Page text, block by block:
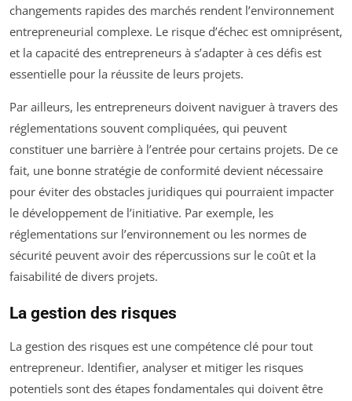
changements rapides des marchés rendent l’environnement
entrepreneurial complexe. Le risque d’échec est omniprésent,
et la capacité des entrepreneurs à s’adapter à ces défis est
essentielle pour la réussite de leurs projets.
Par ailleurs, les entrepreneurs doivent naviguer à travers des
réglementations souvent compliquées, qui peuvent
constituer une barrière à l’entrée pour certains projets. De ce
fait, une bonne stratégie de conformité devient nécessaire
pour éviter des obstacles juridiques qui pourraient impacter
le développement de l’initiative. Par exemple, les
réglementations sur l’environnement ou les normes de
sécurité peuvent avoir des répercussions sur le coût et la
faisabilité de divers projets.
La gestion des risques
La gestion des risques est une compétence clé pour tout
entrepreneur. Identifier, analyser et mitiger les risques
potentiels sont des étapes fondamentales qui doivent être